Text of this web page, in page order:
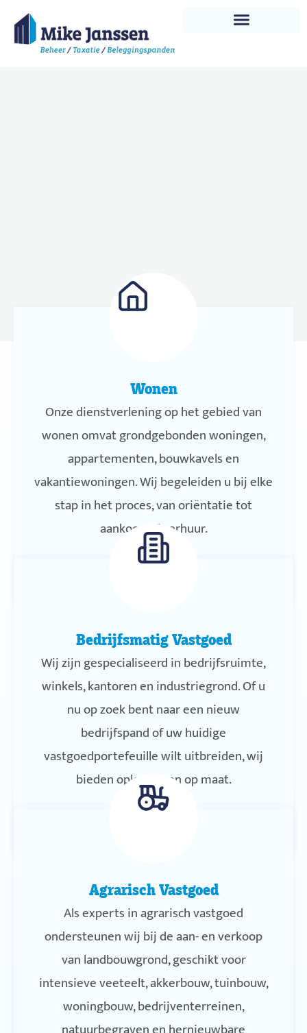
Wonen
Onze dienstverlening op het gebied van
wonen omvat grondgebonden woningen,
appartementen, bouwkavels en
vakantiewoningen. Wij begeleiden u bij elke
stap in het proces, van oriëntatie tot
aankoop of verhuur.
Bedrijfsmatig Vastgoed
Wij zijn gespecialiseerd in bedrijfsruimte,
winkels, kantoren en industriegrond. Of u
nu op zoek bent naar een nieuw
bedrijfspand of uw huidige
vastgoedportefeuille wilt uitbreiden, wij
bieden oplossingen op maat.
Agrarisch Vastgoed
Als experts in agrarisch vastgoed
ondersteunen wij bij de aan- en verkoop
van landbouwgrond, geschikt voor
intensieve veeteelt, akkerbouw, tuinbouw,
woningbouw, bedrijventerreinen,